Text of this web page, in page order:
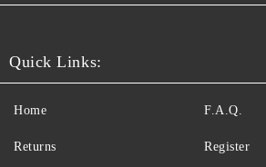
Quick Links:
Home
Returns
F.A.Q.
Register